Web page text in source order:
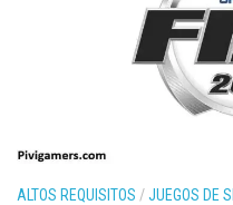
ALTOS REQUISITOS /JUEGOS DE